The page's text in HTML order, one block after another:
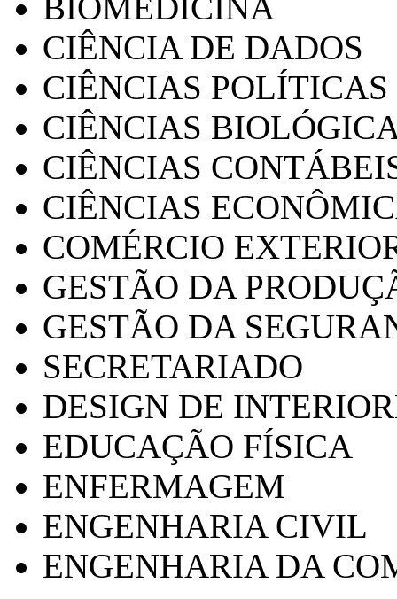
CIÊNCIA DE DADOS
CIÊNCIAS POLÍTICAS
CIÊNCIAS
CIÊNCIAS
CIÊNCIAS
COMÉRCIO
GESTÃO DA
GESTÃO DA
SECRETARIADO
DESIGN DE
EDUCAÇÃO FÍSICA
ENFERMAGEM
ENGENHARIA CIVIL
ENGENHARIA DA